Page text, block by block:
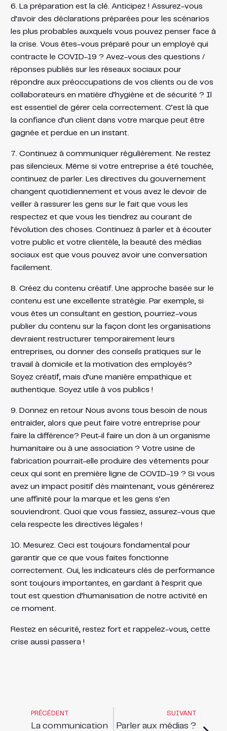
6. La préparation est la clé. Anticipez ! Assurez-vous
d’avoir des déclarations préparées pour les scénarios
les plus probables auxquels vous pouvez penser face à
la crise. Vous êtes-vous préparé pour un employé qui
contracte le COVID-19 ? Avez-vous des questions /
réponses publiés sur les réseaux sociaux pour
répondre aux préoccupations de vos clients ou de vos
collaborateurs en matière d’hygiène et de sécurité ? Il
est essentiel de gérer cela correctement. C’est là que
la confiance d’un client dans votre marque peut être
gagnée et perdue en un instant.
7. Continuez à communiquer régulièrement. Ne restez
pas silencieux. Même si votre entreprise a été touchée,
continuez de parler. Les directives du gouvernement
changent quotidiennement et vous avez le devoir de
veiller à rassurer les gens sur le fait que vous les
respectez et que vous les tiendrez au courant de
l’évolution des choses. Continuez à parler et à écouter
votre public et votre clientèle, la beauté des médias
sociaux est que vous pouvez avoir une conversation
facilement.
8. Créez du contenu créatif. Une approche basée sur le
contenu est une excellente stratégie. Par exemple, si
vous êtes un consultant en gestion, pourriez-vous
publier du contenu sur la façon dont les organisations
devraient restructurer temporairement leurs
entreprises, ou donner des conseils pratiques sur le
travail à domicile et la motivation des employés?
Soyez créatif, mais d’une manière empathique et
authentique. Soyez utile à vos publics !
9. Donnez en retour Nous avons tous besoin de nous
entraider, alors que peut faire votre entreprise pour
faire la différence? Peut-il faire un don à un organisme
humanitaire ou à une association ? Votre usine de
fabrication pourrait-elle produire des vêtements pour
ceux qui sont en première ligne de COVID-19 ? Si vous
avez un impact positif dès maintenant, vous générerez
une affinité pour la marque et les gens s’en
souviendront. Quoi que vous fassiez, assurez-vous que
cela respecte les directives légales !
10. Mesurez. Ceci est toujours fondamental pour
garantir que ce que vous faites fonctionne
correctement. Oui, les indicateurs clés de performance
sont toujours importantes, en gardant à l’esprit que
tout est question d’humanisation de notre activité en
ce moment.
Restez en sécurité, restez fort et rappelez-vous, cette
crise aussi passera !
PRÉCÉDENT
La communication
SUIVANT
Parler aux médias ?